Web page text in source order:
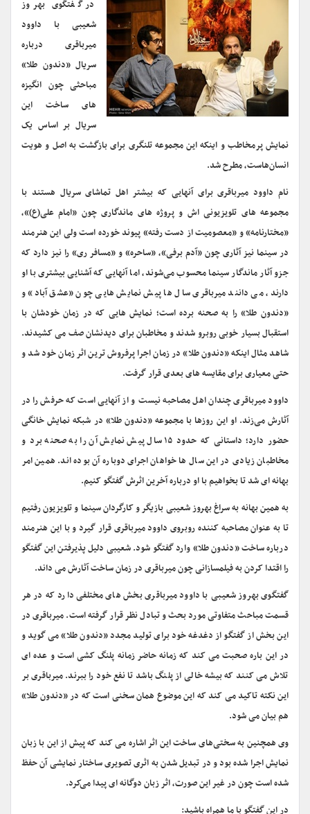
در گفتگوی بهروز
شعیبی با داوود
میرباقری درباره
سریال «دندون طلا»
مباحثی چون انگیزه
های ساخت این
سریال بر اساس یک
نمایش پرمخاطب و اینکه این مجموعه تلنگری برای بازگشت به اصل و هویت
انسان‌هاست، مطرح شد.
نام داوود میرباقری برای آنهایی که بیشتر اهل تماشای سریال هستند با
مجموعه های تلویزیونی اش و پروژه های ماندگاری چون «امام علی(ع)»،
«مختارنامه» و «معصومیت از دست رفته» پیوند خورده است ولی این هنرمند
در سینما نیز آثاری چون «آدم برفی»، «ساحره» و «مسافر ری» را نیز دارد که
جزو آثار ماندگار سینما محسوب می‌شوند، اما آنهایی که آشنایی بیشتری با او
دارند، می دانند میرباقری سال ها پیش نمایش هایی چون «عشق آباد» و
«دندون طلا» را به صحنه برده است؛ نمایش هایی که در زمان خودشان با
استقبال بسیار خوبی روبرو شدند و مخاطبان برای دیدنشان صف می کشیدند.
شاهد مثال اینکه «دندون طلا» در زمان اجرا پرفروش ترین اثر زمان خود شد و
حتی معیاری برای مقایسه های بعدی قرار گرفت.
داوود میرباقری چندان اهل مصاحبه نیست و از آنهایی است که حرفش را در
آثارش می‌زند. او این روزها با مجموعه «دندون طلا» در شبکه نمایش خانگی
حضور دارد؛ داستانی که حدود ۱۵ سال پیش نمایش آن را به صحنه برد و
مخاطبان زیادی در این سال ها خواهان اجرای دوباره آن بوده اند. همین امر
بهانه ای شد تا بخواهیم با او درباره آخرین اثرش گفتگو کنیم.
به همین بهانه به سراغ بهروز شعیبی بازیگر و کارگردان سینما و تلویزیون رفتیم
تا به عنوان مصاحبه کننده روبروی داوود میرباقری قرار گیرد و با این هنرمند
درباره ساخت «دندون طلا» وارد گفتگو شود. شعیبی دلیل پذیرفتن این گفتگو
را اقتدا کردن به فیلمسازانی چون میرباقری در زمان ساخت آثارش می داند.
گفتگوی بهروز شعیبی با داوود میرباقری بخش های مختلفی دارد که در هر
قسمت مباحث متفاوتی مورد بحث و تبادل نظر قرار گرفته است. میرباقری در
این بخش از گفتگو از دغدغه خود برای تولید مجدد «دندون طلا» می گوید و
در این باره صحبت می کند که زمانه حاضر زمانه پلنگ کشی است و عده ای
تلاش می کنند که بیشه خالی از پلنگ باشد تا نفع خود را ببرند. میرباقری بر
این نکته تاکید می کند که این موضوع همان سخنی است که در «دندون طلا»
هم بیان می شود.
وی همچنین به سختی‌های ساخت این اثر اشاره می کند که پیش از این با زبان
نمایش اجرا شده بود و در تبدیل شدن به اثری تصویری ساختار نمایشی آن حفظ
شده است چون در غیر این صورت، اثر زبان دوگانه ای پیدا می‌کرد.
در این گفتگو با ما همراه باشید: